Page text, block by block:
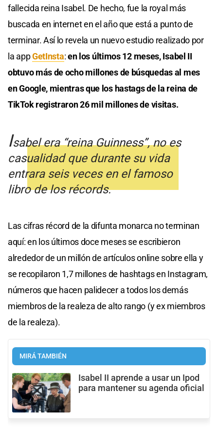
fallecida reina Isabel. De hecho, fue la royal más
buscada en internet en el año que está a punto de
terminar. Así lo revela un nuevo estudio realizado por
la appGetInsta:en los últimos 12 meses, Isabel II
obtuvo más de ocho millones de búsquedas al mes
en Google, mientras que los hastags de la reina de
TikTok registraron 26 mil millones de visitas.
Isabel era “reina Guinness”, no es
casualidad que durante su vida
entrara seis veces en el famoso
libro de los récords.
Las cifras récord de la difunta monarca no terminan
aquí: en los últimos doce meses se escribieron
alrededor de un millón de artículos online sobre ella y
se recopilaron 1,7 millones de hashtags en Instagram,
números que hacen palidecer a todos los demás
miembros de la realeza de alto rango (y ex miembros
de la realeza).
MIRÁ TAMBIÉN
Isabel II aprende a usar un Ipod
para mantener su agenda oficial